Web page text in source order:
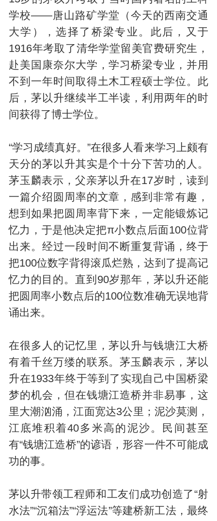
学校——唐山路矿学堂（今天的西南交通
大学），选择了桥梁专业。此后，又于
1916年考取了清华学堂留美官费研究生，
赴美国康奈尔大学，学习桥梁专业，并用
不到一年时间取得土木工程硕士学位。此
后，茅以升继续半工半读，利用两年的时
间获得了博士学位。
“学习成绩真好。”在很多人看来学习上颇有
天分的茅以升其实是个十分下苦功的人。
茅玉麟表示，父亲茅以升在17岁时，读到
一篇介绍圆周率的文章，感到非常有趣，
想到如果把圆周率背下来，一定能锻炼记
忆力，于是他决定把π小数点后面100位背
出来。经过一段时间不断重复背诵，终于
把100位数字背得滚瓜烂熟，达到了提高记
忆力的目的。直到90岁那年，茅以升还能
把圆周率小数点后的100位数准确无误地背
诵出来。
在很多人的记忆里，茅以升与钱塘江大桥
有着千丝万缕的联系。茅玉麟表示，茅以
升在1933年终于等到了实现自己中国桥梁
梦的机会，但在钱塘江造桥并非易事，这
里大潮汹涌，江面宽达3公里；泥沙莫测，
江底堆积着40多米高的泥沙。民间甚至
有“钱塘江造桥”的谚语，形容一件不可能成
功的事。
茅以升带领工程师和工友们成功创造了“射
水法”“沉箱法”“浮运法”等建桥新工法，最终